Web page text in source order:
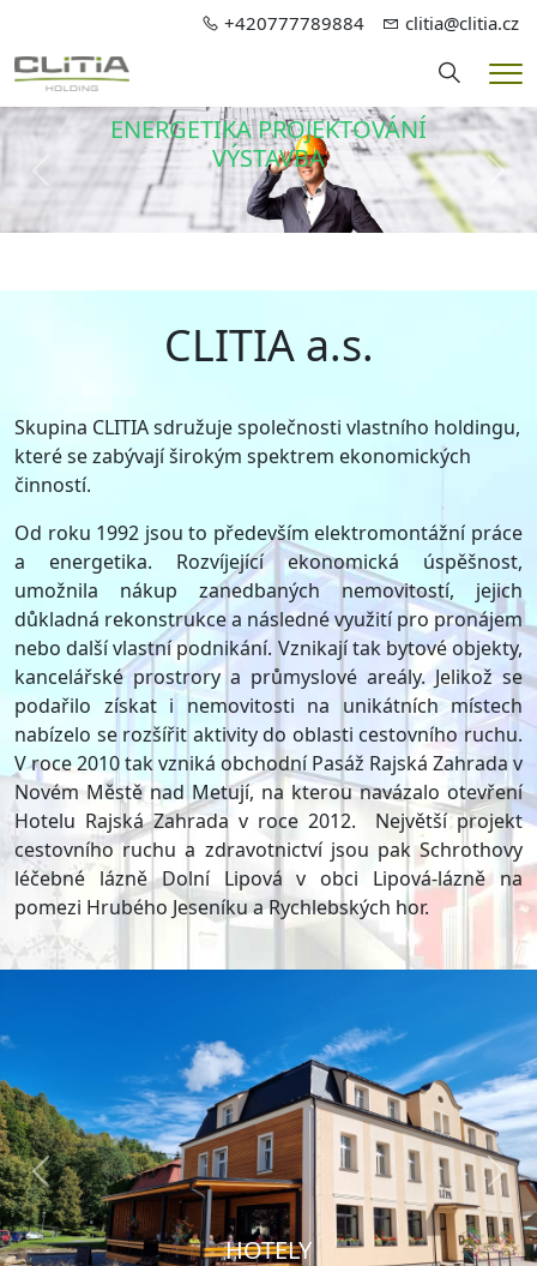
+420777789884 clitia@clitia.cz
Hledání
ENERGETIKA PROJEKTOVÁNÍ
VÝSTAVBA
Předchozí
CLITIA a.s.
Skupina CLITIA sdružuje společnosti vlastního holdingu,
které se zabývají širokým spektrem ekonomických
činností.
Od roku 1992 jsou to především elektromontážní práce
a energetika. Rozvíjející ekonomická úspěšnost,
umožnila nákup zanedbaných nemovitostí, jejich
důkladná rekonstrukce a následné využití pro pronájem
nebo další vlastní podnikání. Vznikají tak bytové objekty,
kancelářské prostrory a průmyslové areály. Jelikož se
podařilo získat i nemovitosti na unikátních místech
nabízelo se rozšířit aktivity do oblasti cestovního ruchu.
V roce 2010 tak vzniká obchodní Pasáž Rajská Zahrada v
Novém Městě nad Metují, na kterou navázalo otevření
Hotelu Rajská Zahrada v roce 2012. Největší projekt
cestovního ruchu a zdravotnictví jsou pak Schrothovy
léčebné lázně Dolní Lipová v obci Lipová-lázně na
pomezi Hrubého Jeseníku a Rychlebských hor.
HOTELY
Předchozí